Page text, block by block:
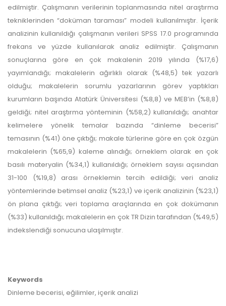
edilmiştir. Çalışmanın verilerinin toplanmasında nitel araştırma
tekniklerinden “doküman taraması” modeli kullanılmıştır. İçerik
analizinin kullanıldığı çalışmanın verileri SPSS 17.0 programında
frekans ve yüzde kullanılarak analiz edilmiştir. Çalışmanın
sonuçlarına göre en çok makalenin 2019 yılında (%17,6)
yayımlandığı; makalelerin ağırlıklı olarak (%48,5) tek yazarlı
olduğu; makalelerin sorumlu yazarlarının görev yaptıkları
kurumların başında Atatürk Üniversitesi (%8,8) ve MEB’in (%8,8)
geldiği; nitel araştırma yönteminin (%58,2) kullanıldığı; anahtar
kelimelere yönelik temalar bazında “dinleme becerisi”
temasının (%41) öne çıktığı; makale türlerine göre en çok özgün
makalelerin (%65,9) kaleme alındığı; örneklem olarak en çok
basılı materyalin (%34,1) kullanıldığı; örneklem sayısı açısından
31-100 (%19,8) arası örneklemin tercih edildiği; veri analiz
yöntemlerinde betimsel analiz (%23,1) ve içerik analizinin (%23,1)
ön plana çıktığı; veri toplama araçlarında en çok dokümanın
(%33) kullanıldığı; makalelerin en çok TR Dizin tarafından (%49,5)
indekslendiği sonucuna ulaşılmıştır.
Keywords
Dinleme becerisi, eğilimler, içerik analizi